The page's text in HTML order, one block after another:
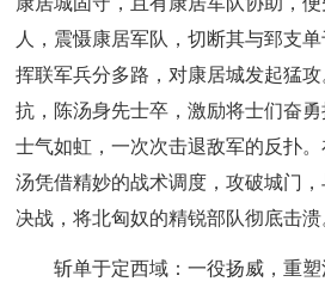
人，震慑康居军队，切断其与郅支
挥联军兵分多路，对康居城发起猛
抗，陈汤身先士卒，激励将士们奋
士气如虹，一次次击退敌军的反扑
汤凭借精妙的战术调度，攻破城门
决战，将北匈奴的精锐部队彻底击溃
斩单于定西域：一役扬威，重塑